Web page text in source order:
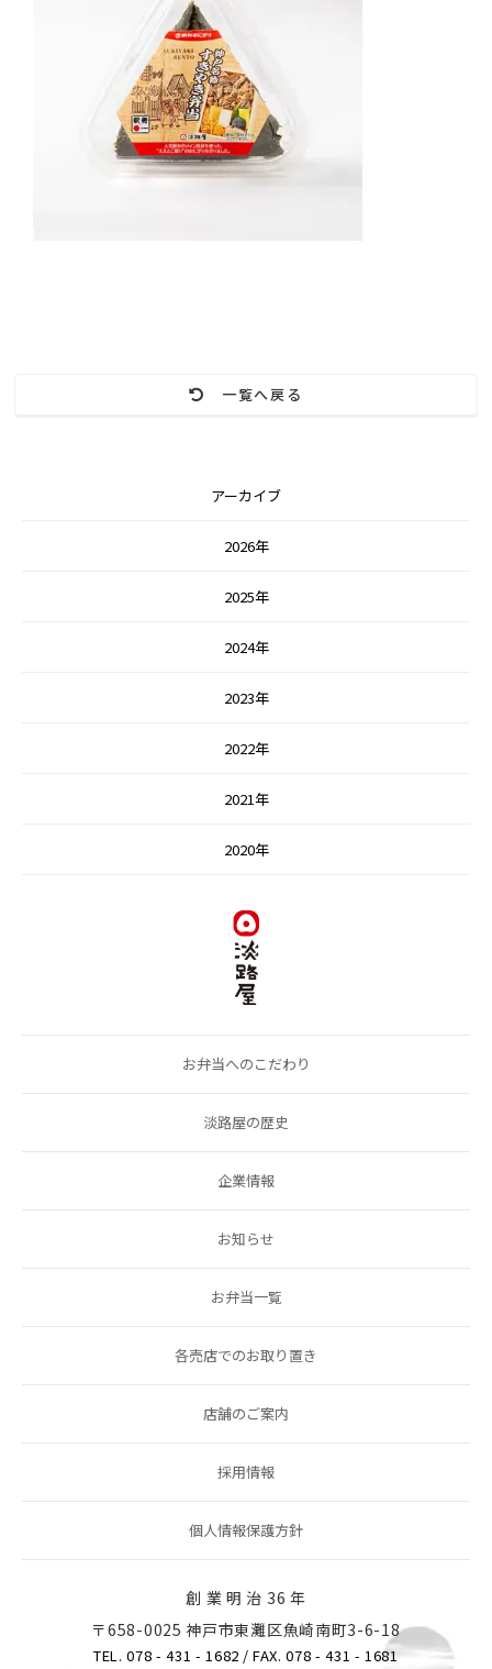
一覧へ戻る
アーカイブ
2026年
2025年
2024年
2023年
2022年
2021年
2020年
お弁当へのこだわり
淡路屋の歴史
企業情報
お知らせ
お弁当一覧
各売店でのお取り置き
店舗のご案内
採用情報
個人情報保護方針
創 業 明 治 36 年
〒658-0025 神戸市東灘区魚崎南町3-6-18
TEL. 078 - 431 - 1682 / FAX. 078 - 431 - 1681